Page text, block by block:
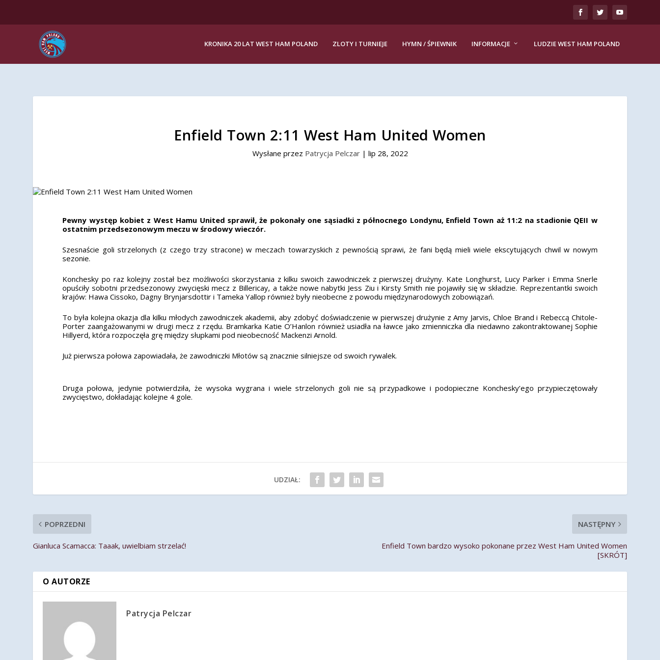
KRONIKA 20 LAT WEST HAM POLAND ZLOTY I TURNIEJE HYMN / ŚPIEWNIK INFORMACJE LUDZIE WEST HAM POLAND
Enfield Town 2:11 West Ham United Women
Wysłane przez Patrycja Pelczar| lip 28, 2022
Pewny występ kobiet z West Hamu United sprawił, że pokonały one sąsiadki z północnego Londynu, Enfield Town aż 11:2 na stadionie QEII w
ostatnim przedsezonowym meczu w środowy wieczór.
Szesnaście goli strzelonych (z czego trzy stracone) w meczach towarzyskich z pewnością sprawi, że fani będą mieli wiele ekscytujących chwil w nowym
sezonie.
Konchesky po raz kolejny został bez możliwości skorzystania z kilku swoich zawodniczek z pierwszej drużyny. Kate Longhurst, Lucy Parker i Emma Snerle
opuściły sobotni przedsezonowy zwycięski mecz z Billericay, a także nowe nabytki Jess Ziu i Kirsty Smith nie pojawiły się w składzie. Reprezentantki swoich
krajów: Hawa Cissoko, Dagny Brynjarsdottir i Tameka Yallop również były nieobecne z powodu międzynarodowych zobowiązań.
To była kolejna okazja dla kilku młodych zawodniczek akademii, aby zdobyć doświadczenie w pierwszej drużynie z Amy Jarvis, Chloe Brand i Rebeccą Chitole-
Porter zaangażowanymi w drugi mecz z rzędu. Bramkarka Katie O’Hanlon również usiadła na ławce jako zmienniczka dla niedawno zakontraktowanej Sophie
Hillyerd, która rozpoczęła grę między słupkami pod nieobecność Mackenzi Arnold.
Już pierwsza połowa zapowiadała, że zawodniczki Młotów są znacznie silniejsze od swoich rywalek.
Druga połowa, jedynie potwierdziła, że wysoka wygrana i wiele strzelonych goli nie są przypadkowe i podopieczne Konchesky’ego przypieczętowały
zwycięstwo, dokładając kolejne 4 gole.
UDZIAŁ:
POPRZEDNI
Gianluca Scamacca: Taaak, uwielbiam strzelać!
NASTĘPNY
Enfield Town bardzo wysoko pokonane przez West Ham United Women
[SKRÓT]
O AUTORZE
Patrycja Pelczar